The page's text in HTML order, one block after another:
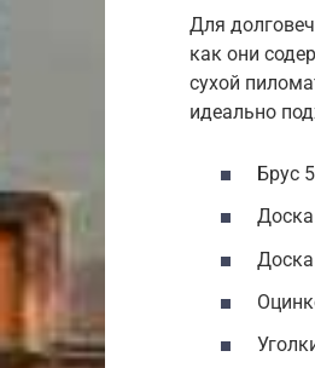
Для
как они
сухой
идеально
Брус